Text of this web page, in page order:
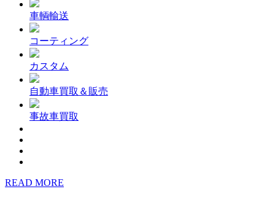
車輌輸送
コーティング
カスタム
自動車買取＆販売
事故車買取
READ MORE